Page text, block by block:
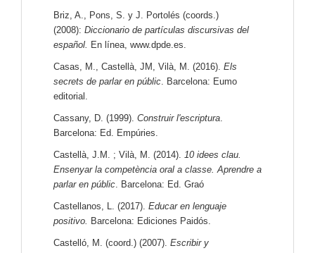
Briz, A., Pons, S. y J. Portolés (coords.)
(2008): Diccionario de partículas discursivas del
español.
En línea, www.dpde.es
Casas, M., Castellà, JM, Vilà, M. (2016). Els
secrets de parlar en públic . Barcelona: Eumo
editorial.
Cassany, D. (1999). Construir l'escriptura
Barcelona: Ed. Empúries.
Castellà, J.M. ; Vilà, M. (2014).
10 idees clau.
Ensenyar la competència oral a classe. Aprendre a
parlar en públic
Barcelona: Ed. Graó
Castellanos, L. (2017). Educar en lenguaje
positivo.
Barcelona: Ediciones Paidós.
Castelló, M. (coord.) (2007). Escribir y